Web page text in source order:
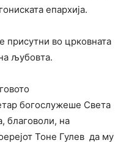
епархија.
присутни во црковната
љубовта.
богослужеше Света
благоволи, на
Тоне Гулев да му